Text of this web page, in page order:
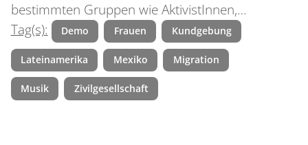
bestimmten Gruppen wie AktivistInnen,…
Tag(s):
Demo Frauen Kundgebung
Lateinamerika Mexiko Migration
Musik Zivilgesellschaft